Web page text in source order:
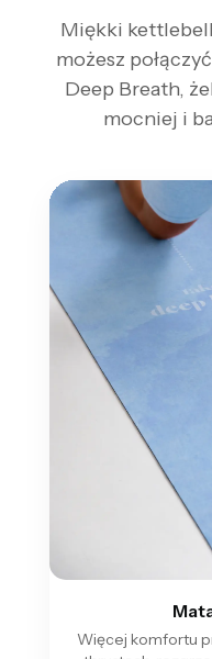
Miękki
możesz
Deep Breath,
mocniej i
Więcej komfortu